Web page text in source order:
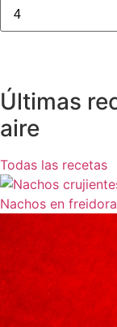
Últimas
aire
Todas las recetas
Nachos en